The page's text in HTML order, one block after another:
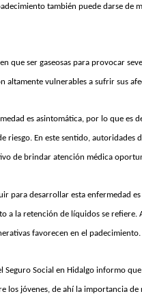
también puede darse de
que ser gaseosas para provocar
altamente vulnerables a sufrir sus
es asintomática, por lo que es
riesgo. En este sentido,
de brindar atención médica
para desarrollar esta enfermedad
a la retención de líquidos se
favorecen en el padecimiento.
Social en Hidalgo informo
los jóvenes, de ahí la importancia